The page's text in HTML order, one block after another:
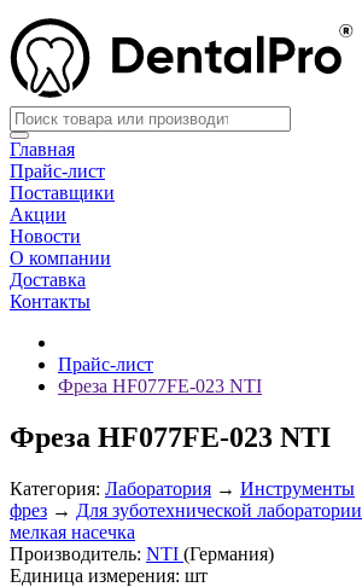
Главная
Прайс-лист
Поставщики
Акции
Новости
О компании
Доставка
Контакты
Прайс-лист
Фреза HF077FE-023 NTI
Фреза HF077FE-023 NTI
Категория: Лаборатория → Инструменты
фрез → Для зуботехнической лаборатории
мелкая насечка
Производитель: NTI (Германия)
Единица измерения: шт